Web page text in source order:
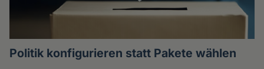
Politik konfigurieren statt Pakete wählen